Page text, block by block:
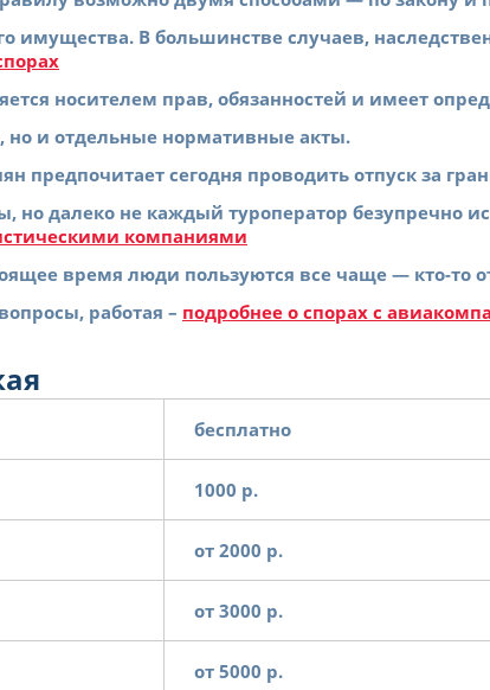
имущества. В большинстве случаев,
носителем прав, обязанностей и имеет
но и отдельные нормативные акты.
предпочитает сегодня проводить отпуск за
далеко не каждый туроператор безупречно
компаниями
время люди пользуются все чаще — кто-то
работая – подробнее о спорах с
бесплатно
1000 р.
от 2000 р.
от 3000 р.
от 5000 р.